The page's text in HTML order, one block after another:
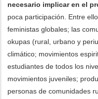
necesario implicar en el
poca participación. Entre
feministas globales; las
okupas (rural, urbano y
climático; movimientos
estudiantes de todos los
movimientos juveniles;
personas de comunidades